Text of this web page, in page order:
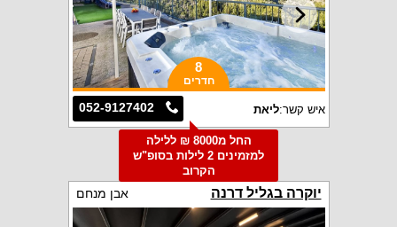
8
חדרים
052-9127402 איש קשר:ליאת
החל מ8000 ₪ ללילה
למזמינים 2 לילות בסופ"ש
הקרוב
יוקרה בגליל דרנה אבן מנחם